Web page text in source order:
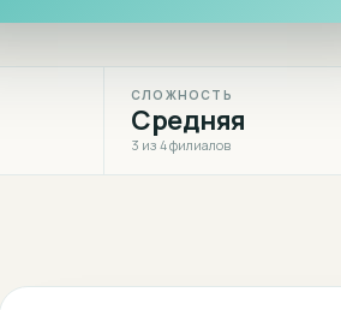
СЛОЖНОСТЬ
Средняя
3 из 4 филиалов